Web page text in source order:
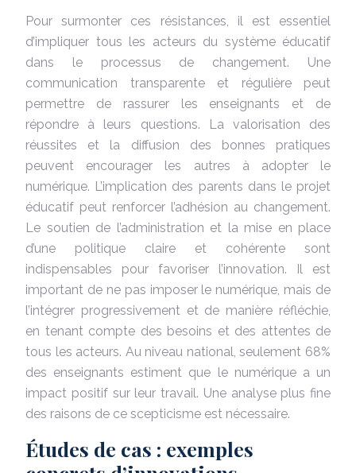
Pour surmonter ces résistances, il est essentiel
d’impliquer tous les acteurs du système éducatif
dans le processus de changement. Une
communication transparente et régulière peut
permettre de rassurer les enseignants et de
répondre à leurs questions. La valorisation des
réussites et la diffusion des bonnes pratiques
peuvent encourager les autres à adopter le
numérique. L’implication des parents dans le projet
éducatif peut renforcer l’adhésion au changement.
Le soutien de l’administration et la mise en place
d’une politique claire et cohérente sont
indispensables pour favoriser l’innovation. Il est
important de ne pas imposer le numérique, mais de
l’intégrer progressivement et de manière réfléchie,
en tenant compte des besoins et des attentes de
tous les acteurs. Au niveau national, seulement 68%
des enseignants estiment que le numérique a un
impact positif sur leur travail. Une analyse plus fine
des raisons de ce scepticisme est nécessaire.
Études de cas : exemples